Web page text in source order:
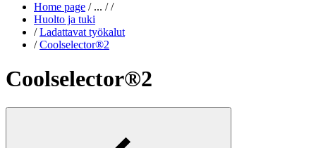
Home page /... / /
Huolto ja tuki
/ Ladattavat työkalut
/ Coolselector®2
Coolselector®2